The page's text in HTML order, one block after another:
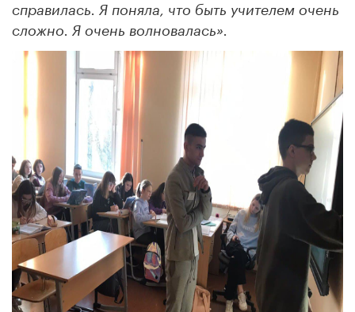
справилась. Я поняла, что быть учителем очень
сложно. Я очень волновалась».